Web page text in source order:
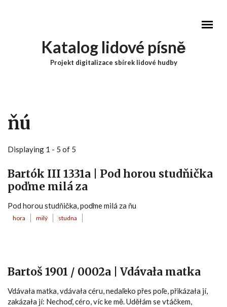
Katalog lidové písně
Projekt digitalizace sbírek lidové hudby
ňú
Displaying 1 - 5 of 5
Bartók III 1331a | Pod horou studňička
poďme milá za
Pod horou studňička, poďme milá za ňu
hora milý studna
Bartoš 1901 / 0002a | Vdávała matka
Vdávała matka, vdávała céru, nedaľeko přes poľe, přikázała jí,
zakázała jí: Nechoď, céro, víc ke mě. Uděłám se vtáčkem,